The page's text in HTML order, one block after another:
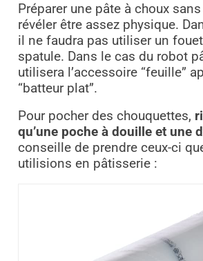
Préparer une pâte à choux
révéler être assez physique.
il ne faudra pas utiliser un
spatule. Dans le cas du robot
utilisera l’accessoire “feuille”
“batteur plat”.
Pour pocher des chouquettes,
qu’une poche à douille et une
conseille de prendre ceux-ci
utilisions en pâtisserie :